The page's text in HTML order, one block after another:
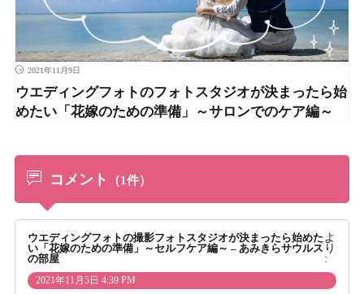
2021年11月9日
ウエディングフォトのフォトスタジオが決まったら始
めたい「花嫁のための準備」～サロンでのケア編～
コメント （1件）
ウエディングフォトの撮影フォトスタジオが決まったら始めた
い「花嫁のための準備」～セルフケア編～ – あみきらサウルス
の部屋
よ
り
:
2021年11月5日 4:39 PM